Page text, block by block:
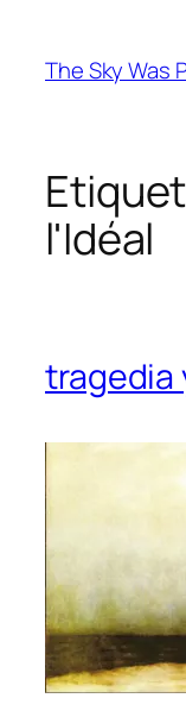
contenido
The Sky Was
l'Idéal
tragedia